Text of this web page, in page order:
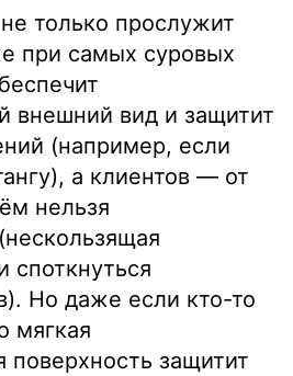
только прослужит
при самых суровых
внешний вид и защитит
(например, если
а клиентов — от
нельзя
споткнуться
Но даже если кто-то
мягкая
защитит